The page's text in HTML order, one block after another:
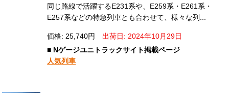
同じ路線で活躍するE231系や、E259系・E261系・
E257系などの特急列車とも合わせて、様々な列...
価格: 25,740円
出荷日: 2024年10月29日
■ Nゲージユニトラックサイト掲載ページ
人気列車